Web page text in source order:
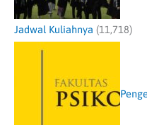
Jadwal Kuliahnya (11,718)